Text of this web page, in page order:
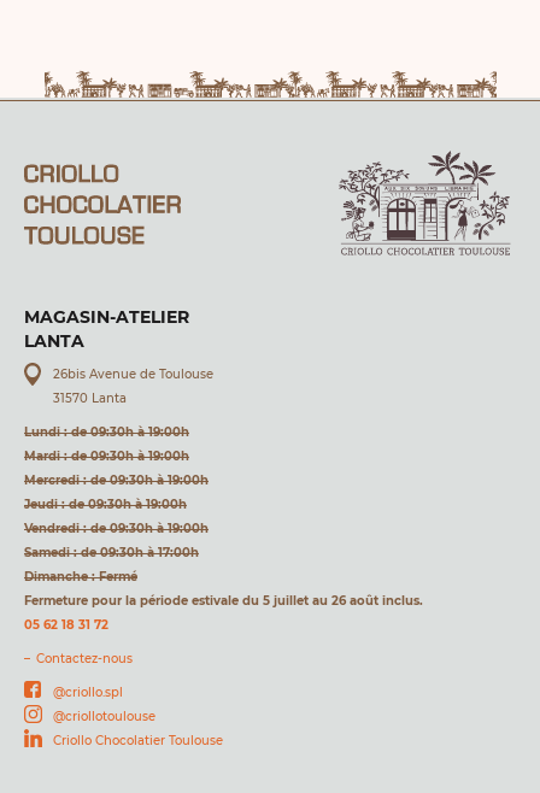
MAGASIN-ATELIER
LANTA
26bis Avenue de Toulouse
31570 Lanta
Lundi : de 09:30h à 19:00h
Mardi : de 09:30h à 19:00h
Mercredi : de 09:30h à 19:00h
Jeudi : de 09:30h à 19:00h
Vendredi : de 09:30h à 19:00h
Samedi : de 09:30h à 17:00h
Dimanche : Fermé
Fermeture pour la période estivale du 5 juillet au 26 août inclus.
05 62 18 31 72
Contactez-nous
@criollo.spl
@criollotoulouse
Criollo Chocolatier Toulouse